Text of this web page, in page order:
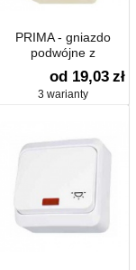
PRIMA - gniazdo
podwójne z
uziemieniem
od 19,03 zł
3 warianty